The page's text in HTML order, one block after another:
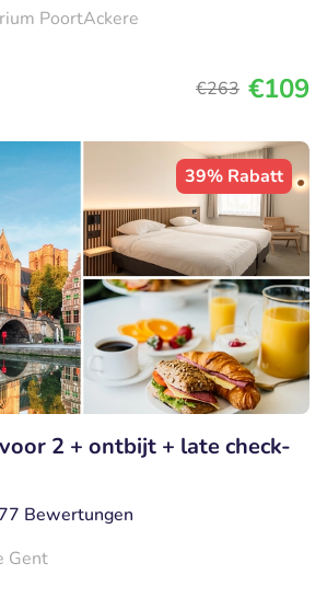
PoortAckere
€263 €109
39% Rabatt
2 + ontbijt + late check-
Bewertungen
Gent